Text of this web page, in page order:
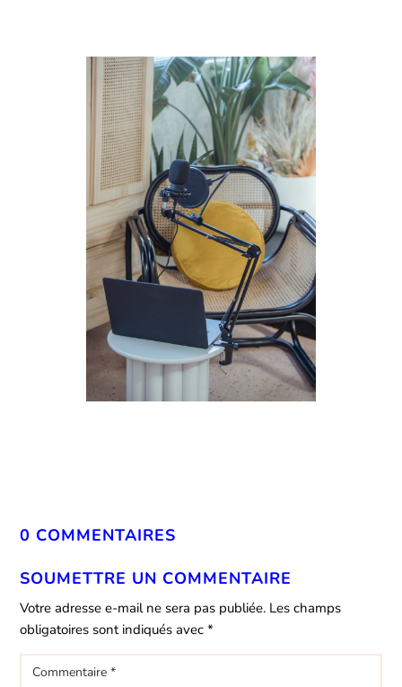
0 COMMENTAIRES
SOUMETTRE UN COMMENTAIRE
Votre adresse e-mail ne sera pas publiée. Les champs
obligatoires sont indiqués avec*